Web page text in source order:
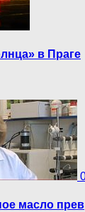
в Праге
масло